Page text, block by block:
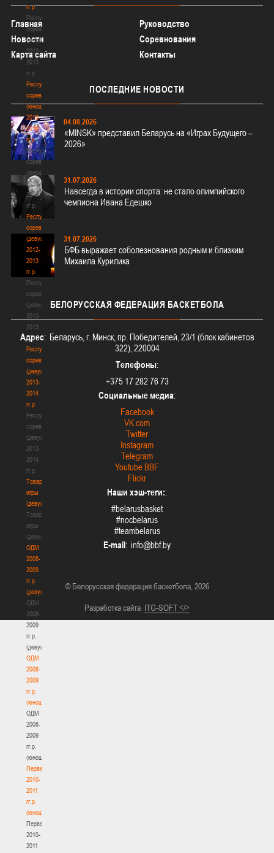
гг.р.
Республиканские
соревнования
(юноши)
2012-
2013
гг.р.
Республиканские
соревнования
(юноши)
2013-
2014
гг.р.
Республиканские
соревнования
(юноши)
2013-
2014
гг.р.
Республиканские
соревнования
(девушки)
2012-
2013
гг.р.
Республиканские
соревнования
(девушки)
2012-
2013
гг.р.
Республиканские
соревнования
(девушки)
2013-
2014
гг.р.
Республиканские
соревнования
(девушки)
2013-
2014
гг.р.
Товарищеские
игры
(девушки)
Товарищеские
игры
(девушки)
ОДМ
2008-
2009
гг.р.
(девушки)
ОДМ
2008-
2009
гг.р.
(девушки)
ОДМ
2008-
2009
гг.р.
(юноши)
ОДМ
2008-
2009
гг.р.
(юноши)
Первенство
2010-
2011
гг.р.
(юноши)
Первенство
2010-
2011
Главная
Руководство
Новости
Соревнования
Карта сайта
Контакты
ПОСЛЕДНИЕ НОВОСТИ
04.08.2026
«MINSK» представил Беларусь на «Играх Будущего –
2026»
31.07.2026
Навсегда в истории спорта: не стало олимпийского
чемпиона Ивана Едешко
31.07.2026
БФБ выражает соболезнования родным и близким
Михаила Курилика
БЕЛОРУССКАЯ ФЕДЕРАЦИЯ БАСКЕТБОЛА
Адрес: Беларусь, г. Минск, пр. Победителей, 23/1 (блок кабинетов
322), 220004
Телефоны:
+375 17 282 76 73
Социальные медиа:
Facebook
VK.com
Twitter
Instagram
Telegram
Youtube BBF
Flickr
Наши хэш-теги::
#belarusbasket
#nocbelarus
#teambelarus
E-mail:
© Белорусская федерация баскетбола, 2026
Разработка сайта ITG-SOFT </>